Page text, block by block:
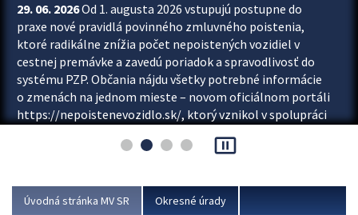
29. 06. 2026Od 1. augusta 2026 vstupujú postupne do
praxe nové pravidlá povinného zmluvného poistenia,
ktoré radikálne znížia počet nepoistených vozidiel v
cestnej premávke a zavedú poriadok a spravodlivosť do
systému PZP. Občania nájdu všetky potrebné informácie
o zmenách na jednom mieste – novom oficiálnom portáli
https://nepoistenevozidlo.sk/, ktorý vznikol v spolupráci
asociácie poisťovní (SLASPO) a Ministerstva vnútra SR.
Viac
pause_presentation
Úvodná stránka MV SR Okresné úrady